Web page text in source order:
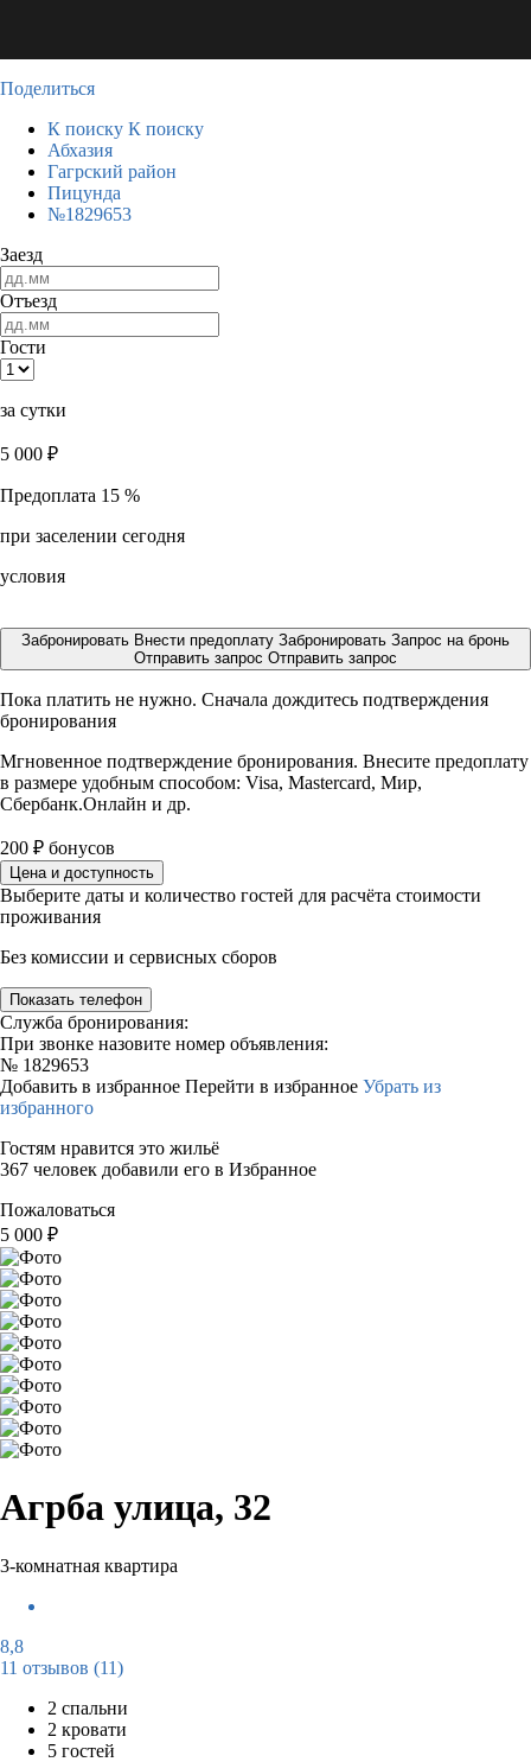
Поделиться
К поиску К поиску
Абхазия
Гагрский район
Пицунда
№1829653
Заезд
Отъезд
Гости
за сутки
5 000 ₽
Предоплата 15 %
при заселении сегодня
условия
Забронировать Внести предоплату Забронировать Запрос на бронь
Отправить запрос Отправить запрос
Пока платить не нужно. Сначала дождитесь подтверждения
бронирования
Мгновенное подтверждение бронирования. Внесите предоплату
в размере удобным способом: Visa, Mastercard, Мир,
Сбербанк.Онлайн и др.
200 ₽ бонусов
Цена и доступность
Выберите даты и количество гостей для расчёта стоимости
проживания
Без комиссии и сервисных сборов
Показать телефон
Служба бронирования:
При звонке назовите номер объявления:
№ 1829653
Добавить в избранное Перейти в избранное Убрать из
избранного
Гостям нравится это жильё
367 человек добавили его в Избранное
Пожаловаться
5 000 ₽
Агрба улица, 32
3-комнатная квартира
8,8
11 отзывов (11)
2 спальни
2 кровати
5 гостей